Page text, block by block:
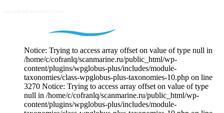
Notice: Trying to access array offset on value of type null in
/home/c/cofranlq/scanmarine.ru/public_html/wp-
content/plugins/wpglobus-plus/includes/module-
taxonomies/class-wpglobus-plus-taxonomies-10.php on line
3270 Notice: Trying to access array offset on value of type
null in /home/c/cofranlq/scanmarine.ru/public_html/wp-
content/plugins/wpglobus-plus/includes/module-